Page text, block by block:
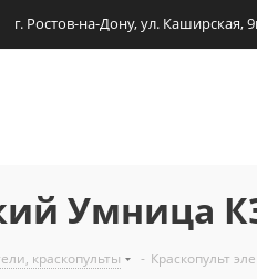
г. Ростов-на-Дону, ул. Каширская,
Умница
краскопульты - Краскопульт